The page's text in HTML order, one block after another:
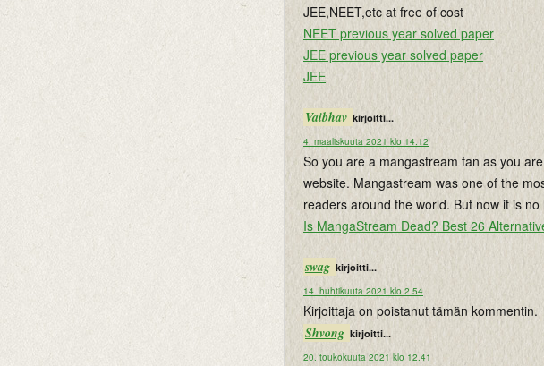
JEE,NEET,etc at free of cost
NEET previous year solved paper
JEE previous year solved paper
JEE
Vaibhav kirjoitti...
4. maaliskuuta 2021 klo 14.12
So you are a mangastream fan as you
website. Mangastream was one of the
readers around the world. But now it is
Is MangaStream Dead? Best 26
swag kirjoitti...
14. huhtikuuta 2021 klo 2.54
Kirjoittaja on poistanut tämän kommentin.
Shvong kirjoitti...
20. toukokuuta 2021 klo 12.41